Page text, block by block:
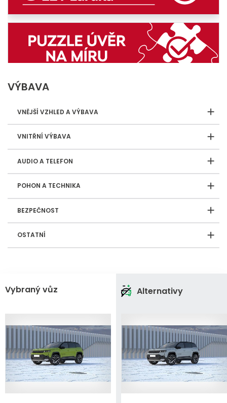
VÝBAVA
VNĚJŠÍ VZHLED A VÝBAVA
VNITŘNÍ VÝBAVA
AUDIO A TELEFON
POHON A TECHNIKA
BEZPEČNOST
OSTATNÍ
Vybraný vůz Alternativy